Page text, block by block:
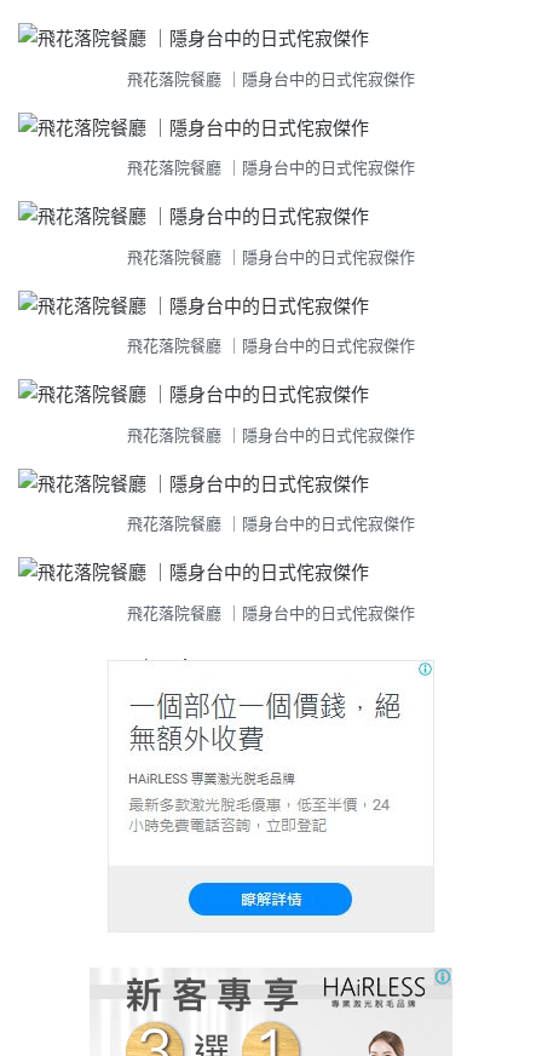
飛花落院餐廳 ｜隱身台中的日式侘寂傑作
飛花落院餐廳 ｜隱身台中的日式侘寂傑作
飛花落院餐廳 ｜隱身台中的日式侘寂傑作
飛花落院餐廳 ｜隱身台中的日式侘寂傑作
飛花落院餐廳 ｜隱身台中的日式侘寂傑作
飛花落院餐廳 ｜隱身台中的日式侘寂傑作
飛花落院餐廳 ｜隱身台中的日式侘寂傑作